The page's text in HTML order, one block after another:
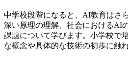
中学校段階になると、AI教育はさ
深い原理の理解、社会におけるAI
課題について学びます。小学校で
な概念や具体的な技術の初歩に触